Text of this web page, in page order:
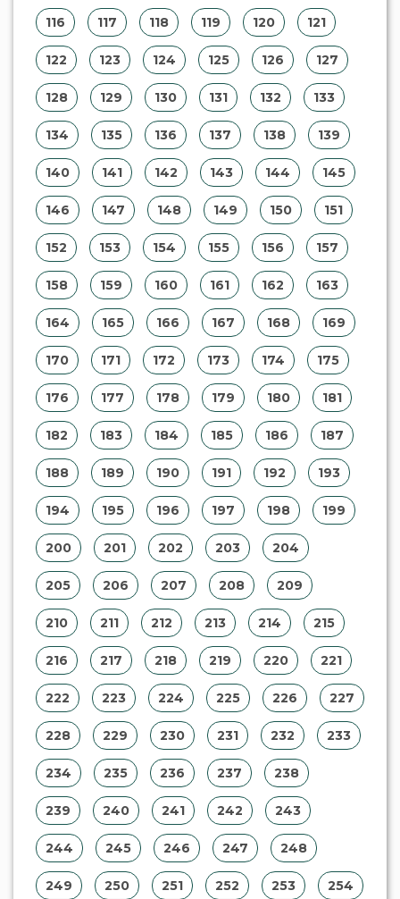
116 117 118 119 120 121
122 123 124 125 126 127
128 129 130 131 132 133
134 135 136 137 138 139
140 141 142 143 144 145
146 147 148 149 150 151
152 153 154 155 156 157
158 159 160 161 162 163
164 165 166 167 168 169
170 171 172 173 174 175
176 177 178 179 180 181
182 183 184 185 186 187
188 189 190 191 192 193
194 195 196 197 198 199
200 201 202 203 204
205 206 207 208 209
210 211 212 213 214 215
216 217 218 219 220 221
222 223 224 225 226 227
228 229 230 231 232 233
234 235 236 237 238
239 240 241 242 243
244 245 246 247 248
249 250 251 252 253 254